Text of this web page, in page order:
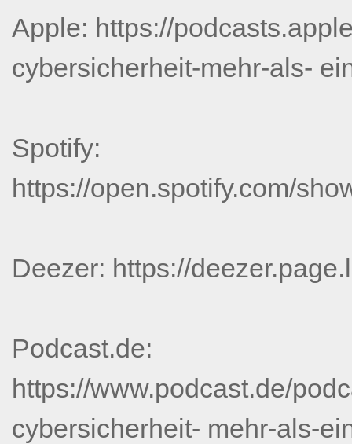
Apple: https://
cybersicherheit-mehr-als-
Spotify:
https://open.spotify.com/
Deezer: https://
Podcast.de:
https://www.podcast.de/
cybersicherheit- mehr-als-